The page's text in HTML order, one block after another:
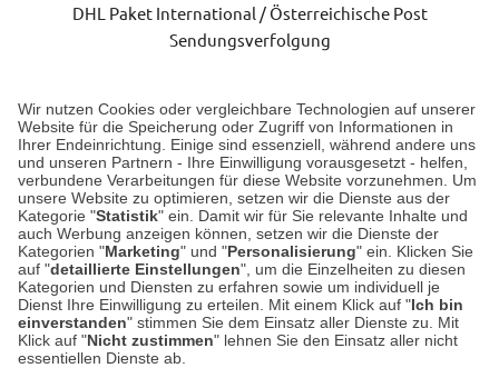
Wir nutzen Cookies oder vergleichbare Technologien auf unserer
Website für die Speicherung oder Zugriff von Informationen in
Ihrer Endeinrichtung. Einige sind essenziell, während andere uns
und unseren Partnern - Ihre Einwilligung vorausgesetzt - helfen,
verbundene Verarbeitungen für diese Website vorzunehmen. Um
unsere Website zu optimieren, setzen wir die Dienste aus der
Kategorie "Statistik" ein. Damit wir für Sie relevante Inhalte und
auch Werbung anzeigen können, setzen wir die Dienste der
Kategorien "Marketing" und "Personalisierung" ein. Klicken Sie
auf "detaillierte Einstellungen", um die Einzelheiten zu diesen
Kategorien und Diensten zu erfahren sowie um individuell je
Dienst Ihre Einwilligung zu erteilen. Mit einem Klick auf "Ich bin
einverstanden" stimmen Sie dem Einsatz aller Dienste zu. Mit
Klick auf "Nicht zustimmen" lehnen Sie den Einsatz aller nicht
essentiellen Dienste ab.
DHL Paket International / Österreichische Post
Sendungsverfolgung
Unser Geschäft in Meckenheim
Auf dem Steinbüchel 6
53340 Meckenheim
Montag bis Samstag 9:00 Uhr bis 18:00 Uhr
weitere Information